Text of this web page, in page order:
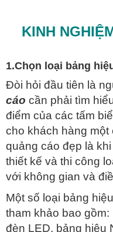
KINH
1.Chọn loại bảng
Đòi hỏi đầu tiên là
cáo cần phải tìm
điểm của các tấm
cho khách hàng một
quảng cáo đẹp là
thiết kế và thi công
với không gian và
Một số loại bảng
tham khảo bao
đèn LED, bảng hiệu